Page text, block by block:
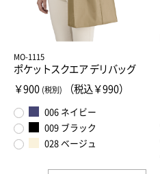
MO-1115
ポケットスクエア デリバッグ
￥900 (税別) （税込￥990）
006 ネイビー
009 ブラック
028 ベージュ